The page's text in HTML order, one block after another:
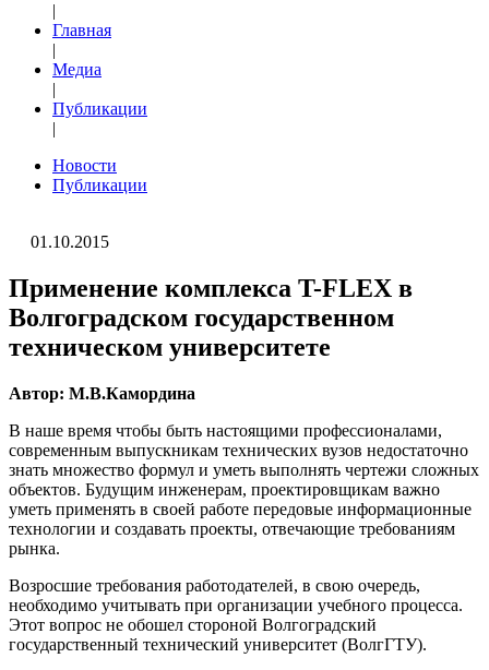
|
Главная
|
Медиа
|
Публикации
|
Новости
Публикации
01.10.2015
Применение комплекса T-FLEX в
Волгоградском государственном
техническом университете
Автор: М.В.Камордина
В наше время чтобы быть настоящими профессионалами,
современным выпускникам технических вузов недостаточно
знать множество формул и уметь выполнять чертежи сложных
объектов. Будущим инженерам, проектировщикам важно
уметь применять в своей работе передовые информационные
технологии и создавать проекты, отвечающие требованиям
рынка.
Возросшие требования работодателей, в свою очередь,
необходимо учитывать при организации учебного процесса.
Этот вопрос не обошел стороной Волгоградский
государственный технический университет (ВолгГТУ).